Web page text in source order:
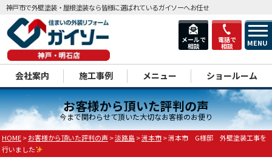
メールで
相談
電話で
相談 MENU
神戸市で外壁塗装・屋根塗装なら皆様に選ばれているガイソーへお任せ
会社案内 施工事例 メニュー ショールーム
お客様から頂いた評判の声
今まで関わらせて頂いた大切なお客様のお便り
HOME>お客様から頂いた評判の声 >淡路島>洲本市>洲本市 G様邸 外壁塗装工事を
行いました